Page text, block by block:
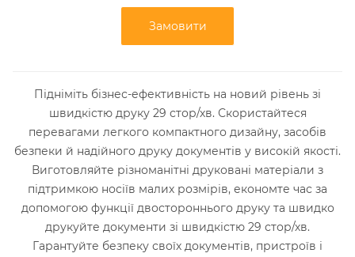
Замовити
Підніміть бізнес-ефективність на новий рівень зі
швидкістю друку 29 стор/хв. Скористайтеся
перевагами легкого компактного дизайну, засобів
безпеки й надійного друку документів у високій якості.
Виготовляйте різноманітні друковані матеріали з
підтримкою носіїв малих розмірів, економте час за
допомогою функції двостороннього друку та швидко
друкуйте документи зі швидкістю 29 стор/хв.
Гарантуйте безпеку своїх документів, пристроїв і